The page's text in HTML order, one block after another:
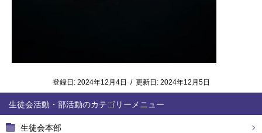
生徒会活動・部活動
生徒会本部
登録日: 2024年12月4日 / 更新日: 2024年12月5日